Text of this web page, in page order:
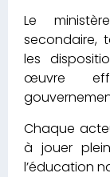
Le
secondaire,
les
œuvre
Chaque
à jouer
l’éducation